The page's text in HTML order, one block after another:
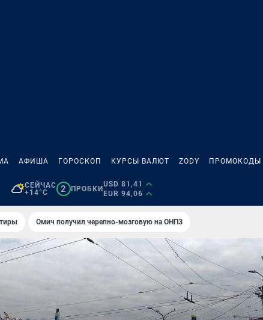
АФИША ГОРОСКОП КУРСЫ ВАЛЮТ ZODY ПРОМОКОДЫ
СЕЙЧАС
+14°C
2 ПРОБКИ
USD 81,41
EUR 94,06
Омич получил черепно-мозговую на ОНПЗ